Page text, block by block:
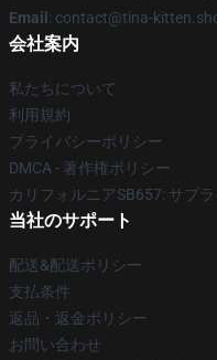
Email : contact@tina-
会社案内
私たちについて
利用規約
プライバシーポリシー
DMCA - 著作権ポリシー
カリフォルニアSB657: サプ
当社のサポート
配送&配送ポリシー
支払条件
返品・返金ポリシー
お問い合わせ